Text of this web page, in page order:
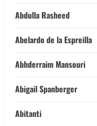
Abdulla Rasheed
Abelardo de la Espreilla
Abhderraim Mansouri
Abigail Spanberger
Abitanti